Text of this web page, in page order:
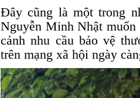
Đây cũng là một trong
Nguyễn Minh Nhật
cảnh nhu cầu bảo vệ
trên mạng xã hội ngày